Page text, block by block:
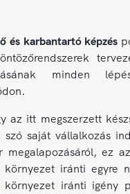
és karbantartó képzés
minden
az itt megszerzett
saját vállalkozás
ez
iránti egyre
iránti igény